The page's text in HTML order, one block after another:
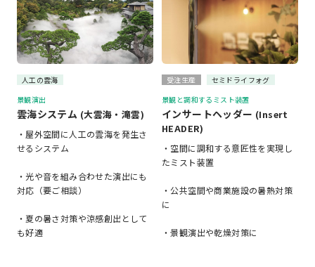
人工の雲海
景観演出
雲海システム (大雲海・滝雲)
・屋外空間に人工の雲海を発生さ
せるシステム
・光や音を組み合わせた演出にも
対応（要ご相談）
・夏の暑さ対策や涼感創出として
も好適
受注生産
セミドライフォグ
景観と調和するミスト装置
インサートヘッダー (Insert
HEADER)
・空間に調和する意匠性を実現し
たミスト装置
・公共空間や商業施設の暑熱対策
に
・景観演出や乾燥対策に